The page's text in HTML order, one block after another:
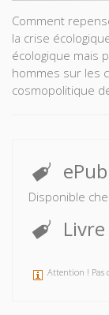
Comment
la crise
écologique mais
hommes sur les
cosmopolitique
Disponible
Attention ! Pas